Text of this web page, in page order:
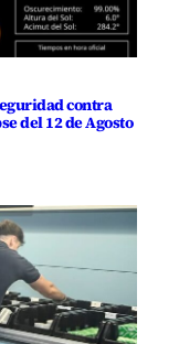
contra
del 12 de Agosto